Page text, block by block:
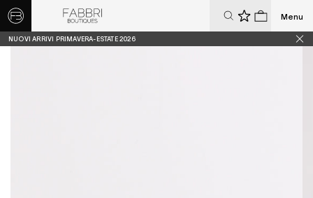
0 0
Menu
NUOVI ARRIVI PRIMAVERA-ESTATE 2026